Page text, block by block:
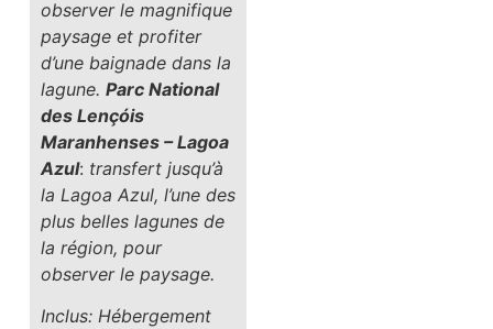
observer le magnifique
paysage et profiter
d’une baignade dans la
lagune. Parc National
des Lençóis
Maranhenses – Lagoa
Azul: transfert jusqu’à
la Lagoa Azul, l’une des
plus belles lagunes de
la région, pour
observer le paysage.
Inclus: Hébergement